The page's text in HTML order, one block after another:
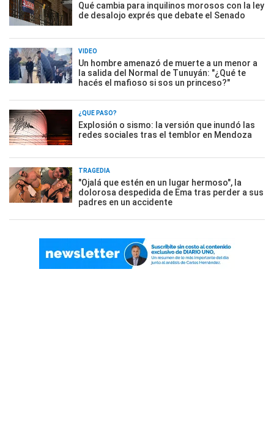
Qué cambia para inquilinos morosos con la ley
de desalojo exprés que debate el Senado
VIDEO
Un hombre amenazó de muerte a un menor a
la salida del Normal de Tunuyán: "¿Qué te
hacés el mafioso si sos un princeso?"
¿QUÉ PASÓ?
Explosión o sismo: la versión que inundó las
redes sociales tras el temblor en Mendoza
TRAGEDIA
"Ojalá que estén en un lugar hermoso", la
dolorosa despedida de Ema tras perder a sus
padres en un accidente